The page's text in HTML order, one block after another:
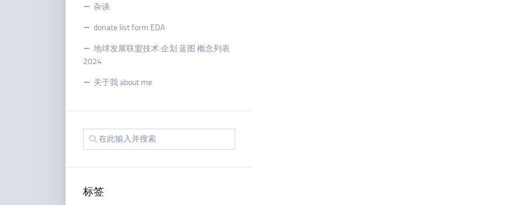
杂谈
donate list form EDA
地球发展联盟技术 企划 蓝图 概念列表
2024
关于我 about me
标签